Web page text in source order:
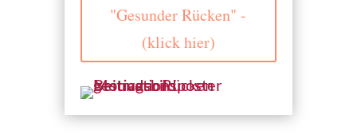
"Gesunder Rücken" -
(klick hier)